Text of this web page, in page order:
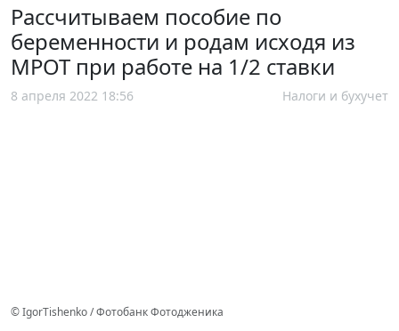
Рассчитываем пособие по
беременности и родам исходя из
МРОТ при работе на 1/2 ставки
8 апреля 2022 18:56 Налоги и бухучет
© IgorTishenko / Фотобанк Фотодженика